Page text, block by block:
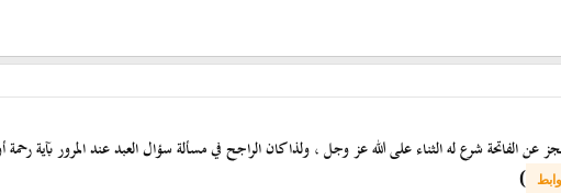
الفاتحة شرع له الثناء على الله عز وجل ، ولذا كان الراجح في مسألة سؤال العبد عند المرور بآية
)